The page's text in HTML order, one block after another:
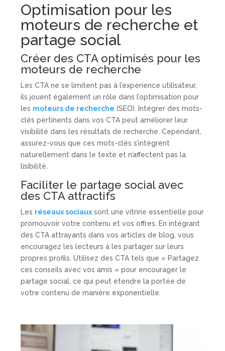
Optimisation pour les
moteurs de recherche et
partage social
Créer des CTA optimisés pour les
moteurs de recherche
Les CTA ne se limitent pas à l’expérience utilisateur,
ils jouent également un rôle dans l’optimisation pour
les moteurs de recherche (SEO). Intégrer des mots-
clés pertinents dans vos CTA peut améliorer leur
visibilité dans les résultats de recherche. Cependant,
assurez-vous que ces mots-clés s’intègrent
naturellement dans le texte et n’affectent pas la
lisibilité.
Faciliter le partage social avec
des CTA attractifs
Les réseaux sociauxsont une vitrine essentielle pour
promouvoir votre contenu et vos offres. En intégrant
des CTA attrayants dans vos articles de blog, vous
encouragez les lecteurs à les partager sur leurs
propres profils. Utilisez des CTA tels que « Partagez
ces conseils avec vos amis » pour encourager le
partage social, ce qui peut étendre la portée de
votre contenu de manière exponentielle.